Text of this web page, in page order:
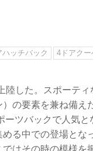
ハッチバック 4ドアクー
した。スポーテ
の要素を兼ね備え
ツバックで人気
る中での登場とな
はその時の模様を